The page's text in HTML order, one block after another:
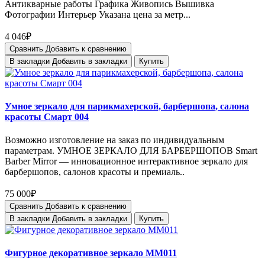
Антикварные работы Графика Живопись Вышивка
Фотографии Интерьер Указана цена за метр...
4 046₽
Сравнить Добавить к сравнению
В закладки Добавить в закладки Купить
Умное зеркало для парикмахерской, барбершопа, салона
красоты Смарт 004
Возможно изготовление на заказ по индивидуальным
параметрам. УМНОЕ ЗЕРКАЛО ДЛЯ БАРБЕРШОПОВ Smart
Barber Mirror — инновационное интерактивное зеркало для
барбершопов, салонов красоты и премиаль..
75 000₽
Сравнить Добавить к сравнению
В закладки Добавить в закладки Купить
Фигурное декоративное зеркало MM011